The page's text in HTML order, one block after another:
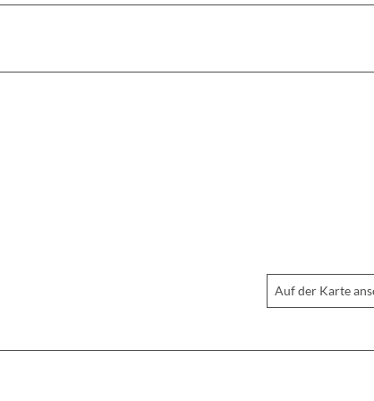
Auf der Karte